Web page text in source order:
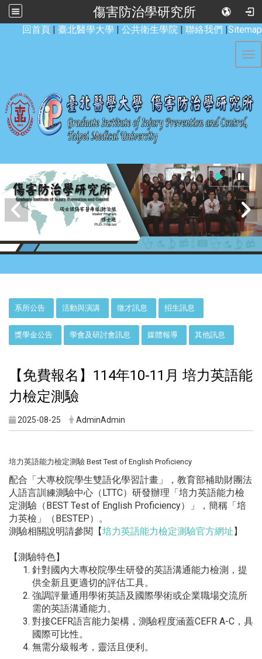
傷害防治學研究所
回首頁 | 臺北醫學大學 | 公共衛生學院 | 聯絡我們 |Sitemap
系所公告 活動與演講 徵才訊息 招生訊息
獎學金公告 學會及研討會訊息 媒體報導 其他訊息
【免費報名】114年10-11月 培力英語能
力檢定測驗
2025-08-25 AdminAdmin
培力英語能力檢定測驗 Best Test of English Proficiency
配合「大專校院學生雙語化學習計畫」， 教育部補助財團法
人語言訓練測驗中心（LTTC）研發辦理「培力英語能力檢
定測驗（BEST Test of English Proficiency）」，簡稱「培
力英檢」（BESTEP） 。
測驗相關說明請參閱【培力英語能力檢定測驗官方網址】
【測驗特色】
針對國內大專校院學生研發的英語溝通能力檢測， 提
供全新且更適切的評估工具。
強調評量通用學術英語及國際學術或企業職場交流所
需的英語溝通能力。
對接CEFR語言能力架構，測驗程度涵蓋CEFR A-C，具
國際可比性。
無需分級報考，靈活且便利。